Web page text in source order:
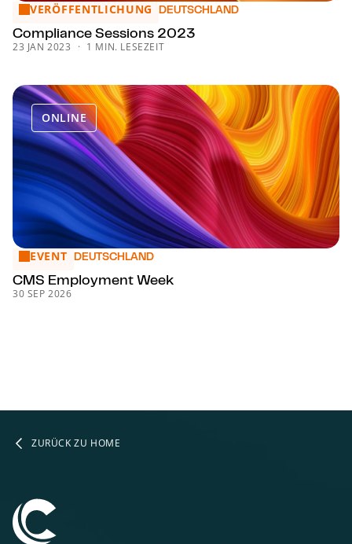
Compliance Sessions 2023
VERÖFFENTLICHUNG DEUTSCHLAND
Compliance Sessions 2023
23 JAN 2023 1 MIN. LESEZEIT
ONLINE
CMS Employment Week
EVENT DEUTSCHLAND
CMS Employment Week
30 SEP 2026
ZURÜCK ZU HOME